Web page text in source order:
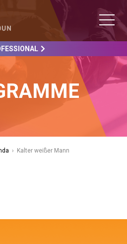
› Kalter weißer Mann